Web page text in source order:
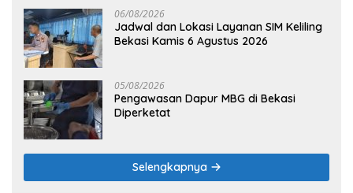
06/08/2026
Jadwal dan Lokasi Layanan SIM Keliling
Bekasi Kamis 6 Agustus 2026
05/08/2026
Pengawasan Dapur MBG di Bekasi
Diperketat
Selengkapnya